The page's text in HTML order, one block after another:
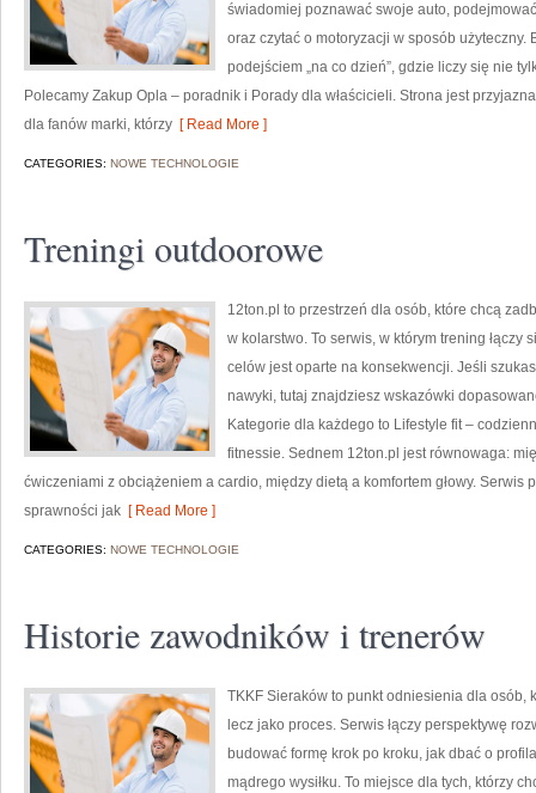
świadomiej poznawać swoje auto,
oraz czytać o motoryzacji w sposób użyteczny.
podejściem „na co dzień”, gdzie liczy się nie
Polecamy Zakup Opla – poradnik i Porady dla właścicieli. Strona jest
dla fanów marki, którzy [ Read More ]
CATEGORIES: NOWE TECHNOLOGIE
Treningi outdoorowe
12ton.pl to przestrzeń dla osób, które chcą
w kolarstwo. To serwis, w którym trening
celów jest oparte na konsekwencji. Jeśli
nawyki, tutaj znajdziesz wskazówki
Kategorie dla każdego to Lifestyle fit –
fitnessie. Sednem 12ton.pl jest równowaga:
ćwiczeniami z obciążeniem a cardio, między dietą a komfortem głowy. Serwis
sprawności jak [ Read More ]
CATEGORIES: NOWE TECHNOLOGIE
Historie zawodników i trenerów
TKKF Sieraków to punkt odniesienia dla osób,
lecz jako proces. Serwis łączy perspektywę
budować formę krok po kroku, jak dbać o
mądrego wysiłku. To miejsce dla tych, którzy